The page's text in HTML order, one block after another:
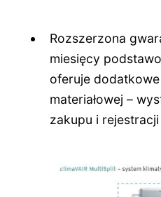
Rozszerzona
miesięcy
oferuje
materiałowej –
zakupu i